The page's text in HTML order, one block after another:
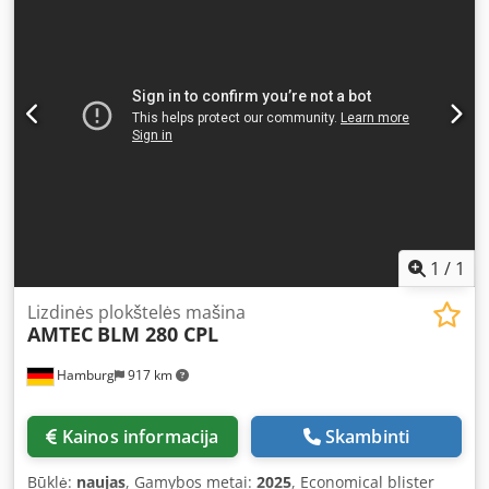
1 / 1
Hamburg 917 km
Lizdinės plokštelės mašina
AMTEC BLM 280 CPL
Kainos informacija Skambinti
Būklė: naujas, Gamybos metai: 2025, Economical blister